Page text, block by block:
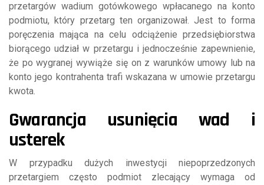
przetargów wadium gotówkowego wpłacanego na konto
podmiotu, który przetarg ten organizował. Jest to forma
poręczenia mająca na celu odciążenie przedsiębiorstwa
biorącego udział w przetargu i jednocześnie zapewnienie,
że po wygranej wywiąże się on z warunków umowy lub na
konto jego kontrahenta trafi wskazana w umowie przetargu
kwota.
Gwarancja usunięcia wad i
usterek
W przypadku dużych inwestycji niepoprzedzonych
przetargiem często podmiot zlecający wymaga od